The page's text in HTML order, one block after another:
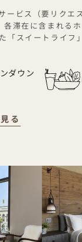
ービス（要リクエ
各滞在に含まれる
「スイートライフ
ダウン
る